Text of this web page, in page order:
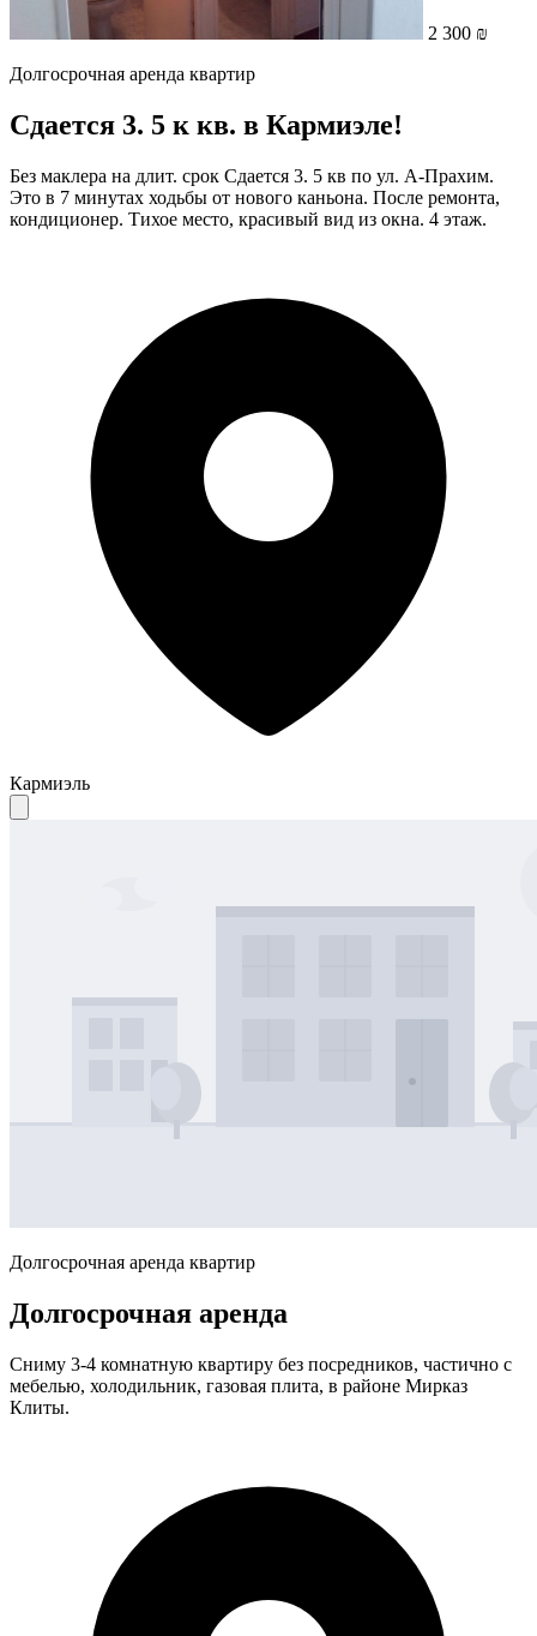
2 300 ₪
Долгосрочная аренда квартир
Сдается 3. 5 к кв. в Кармиэле!
Без маклера на длит. срок Сдается 3. 5 кв по ул. А-Прахим.
Это в 7 минутах ходьбы от нового каньона. После ремонта,
кондиционер. Тихое место, красивый вид из окна. 4 этаж.
Кармиэль
Долгосрочная аренда квартир
Долгосрочная аренда
Сниму 3-4 комнатную квартиру без посредников, частично с
мебелью, холодильник, газовая плита, в районе Мирказ
Клиты.